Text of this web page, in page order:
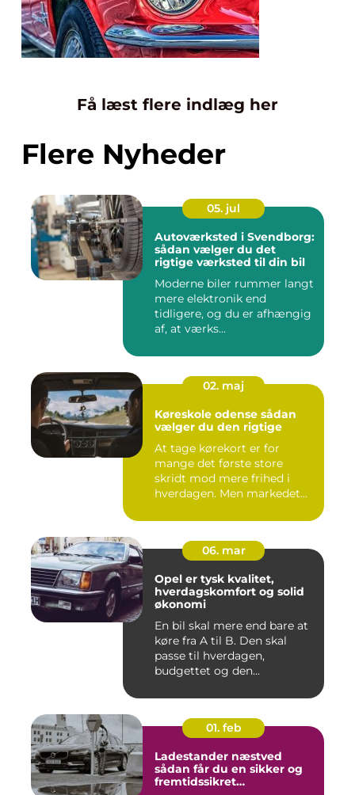
Få læst flere indlæg her
Flere Nyheder
05. jul
Autoværksted i Svendborg:
sådan vælger du det
rigtige værksted til din bil
Moderne biler rummer langt
mere elektronik end
tidligere, og du er afhængig
af, at værks...
02. maj
Køreskole odense sådan
vælger du den rigtige
At tage kørekort er for
mange det første store
skridt mod mere frihed i
hverdagen. Men markedet
06. mar
Opel er tysk kvalitet,
hverdagskomfort og solid
økonomi
En bil skal mere end bare at
køre fra A til B. Den skal
passe til hverdagen,
budgettet og den...
01. feb
Ladestander næstved
sådan får du en sikker og
fremtidssikret